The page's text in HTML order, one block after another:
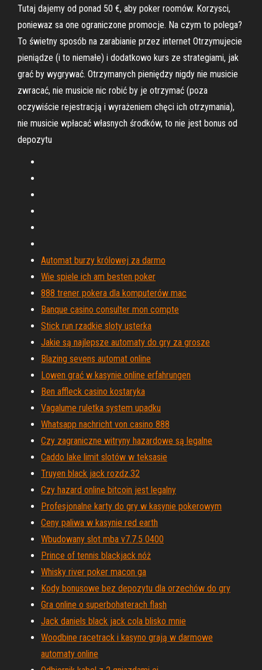
Tutaj dajemy od ponad 50 €, aby poker roomów. Korzysci,
poniewaz sa one ograniczone promocje. Na czym to polega?
To świetny sposób na zarabianie przez internet Otrzymujecie
pieniądze (i to niemałe) i dodatkowo kurs ze strategiami, jak
grać by wygrywać. Otrzymanych pieniędzy nigdy nie musicie
zwracać, nie musicie nic robić by je otrzymać (poza
oczywiście rejestracją i wyrażeniem chęci ich otrzymania),
nie musicie wpłacać własnych środków, to nie jest bonus od
depozytu
Automat burzy królowej za darmo
Wie spiele ich am besten poker
888 trener pokera dla komputerów mac
Banque casino consulter mon compte
Stick run rzadkie sloty usterka
Jakie są najlepsze automaty do gry za grosze
Blazing sevens automat online
Lowen grać w kasynie online erfahrungen
Ben affleck casino kostaryka
Vagalume ruletka system upadku
Whatsapp nachricht von casino 888
Czy zagraniczne witryny hazardowe są legalne
Caddo lake limit slotów w teksasie
Truyen black jack rozdz.32
Czy hazard online bitcoin jest legalny
Profesjonalne karty do gry w kasynie pokerowym
Ceny paliwa w kasynie red earth
Wbudowany slot mba v7.7.5 0400
Prince of tennis blackjack nóż
Whisky river poker macon ga
Kody bonusowe bez depozytu dla orzechów do gry
Gra online o superbohaterach flash
Jack daniels black jack cola blisko mnie
Woodbine racetrack i kasyno grają w darmowe
automaty online